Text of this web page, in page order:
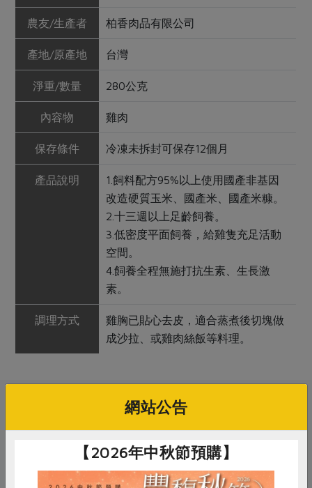
農友/生產者 柏香肉品有限公司
產地/原產地 台灣
淨重/數量 280公克
內容物 雞肉
保存條件 冷凍未拆封可保存12個月
產品說明
1.飼料配方95%以上使用國產非基因
改造硬質玉米、國產米、國產米糠。
2.十三週以上足齡飼養。
3.低密度平面飼養，給雞隻充足活動
空間。
4.飼養全程無施打抗生素、生長激
素。
調理方式
雞胸已貼心去皮，適合蒸煮後切塊做
成沙拉、或雞肉絲飯等料理。
關鍵字
# 善糧黃金土雞 # 柏香 # 雞胸肉
# 非基改
網站公告
【2026年中秋節預購】